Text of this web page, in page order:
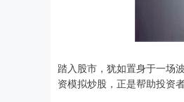
踏入股市，犹如置身于一场
资模拟炒股，正是帮助投资